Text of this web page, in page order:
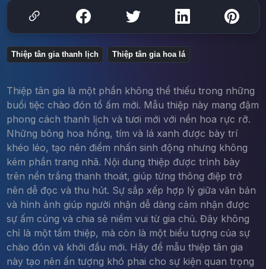
Thiệp tân gia thanh lịch Thiệp tân gia hoa lá
Thiệp tân gia là một phần không thể thiếu trong những
buổi tiệc chào đón tổ ấm mới. Mẫu thiệp này mang đậm
phong cách thanh lịch và tươi mới với nền hoa rực rỡ.
Những bông hoa hồng, tím và lá xanh được bày trí
khéo léo, tạo nên điểm nhấn sinh động nhưng không
kém phần trang nhã. Nội dung thiệp được trình bày
trên nền trắng thanh thoát, giúp từng thông điệp trở
nên dễ đọc và thu hút. Sự sắp xếp hợp lý giữa văn bản
và hình ảnh giúp người nhận dễ dàng cảm nhận được
sự ấm cúng và chia sẻ niềm vui từ gia chủ. Đây không
chỉ là một tấm thiệp, mà còn là một biểu tượng của sự
chào đón và khởi đầu mới. Hãy để mẫu thiệp tân gia
này tạo nên ấn tượng khó phai cho sự kiện quan trọng